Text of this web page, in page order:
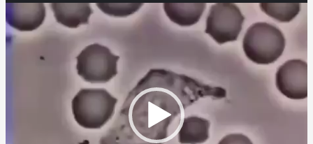
Player